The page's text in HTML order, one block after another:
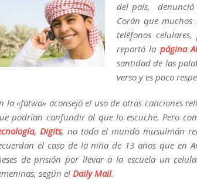
del país, denunció
Corán que
teléfonos
reportó la página
santidad de las
verso y es poco
la «fatwa» aconsejó el uso de otras canciones
podrían confundir al que lo escuche. Pero
Digits, no todo el mundo musulmán
el caso de la niña de 13 años que en
de prisión por llevar a la escuela un
según elDaily Mail.